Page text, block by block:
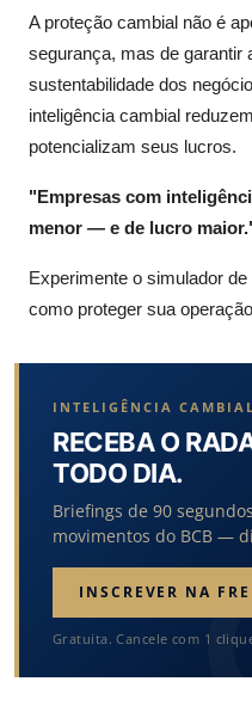
A proteção cambial não é
segurança, mas de garantir
sustentabilidade dos
inteligência cambial
potencializam seus lucros.
"Empresas com
menor — e de lucro
Experimente o simulador
como proteger sua
INTELIGÊNCIA CAMBIAL
RECEBA O
TODO DIA.
Briefings de 90
movimentos do BCB —
INSCREVER NA
Gratuita. Cancele com 1